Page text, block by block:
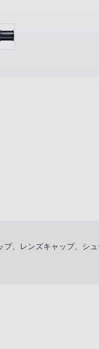
、レンズキャップ、シ